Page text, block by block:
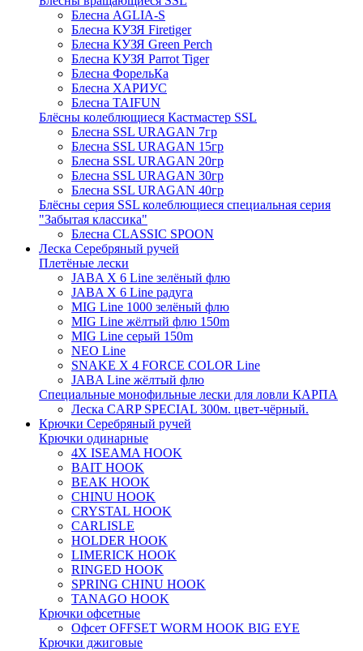
Блесна AGLIA-S
Блесна КУЗЯ Firetiger
Блесна КУЗЯ Green Perch
Блесна КУЗЯ Parrot Tiger
Блесна ФорельКа
Блесна ХАРИУС
Блесна TAIFUN
Блёсны колеблющиеся Кастмастер SSL
Блесна SSL URAGAN 7гр
Блесна SSL URAGAN 15гр
Блесна SSL URAGAN 20гр
Блесна SSL URAGAN 30гр
Блесна SSL URAGAN 40гр
Блёсны серия SSL колеблющиеся специальная серия
"Забытая классика"
Блесна CLASSIC SPOON
Леска Серебряный ручей
Плетёные лески
JABA X 6 Line зелёный флю
JABA X 6 Line радуга
MIG Line 1000 зелёный флю
MIG Line жёлтый флю 150m
MIG Line серый 150m
NEO Line
SNAKE X 4 FORCE COLOR Line
JABA Line жёлтый флю
Специальные монофильные лески для ловли КАРПА
Леска CARP SPECIAL 300м. цвет-чёрный.
Крючки Серебряный ручей
Крючки одинарные
4X ISEAMA HOOK
BAIT HOOK
BEAK HOOK
CHINU HOOK
CRYSTAL HOOK
CARLISLE
HOLDER HOOK
LIMERICK HOOK
RINGED HOOK
SPRING CHINU HOOK
TANAGO HOOK
Крючки офсетные
Офсет OFFSET WORM HOOK BIG EYE
Крючки джиговые